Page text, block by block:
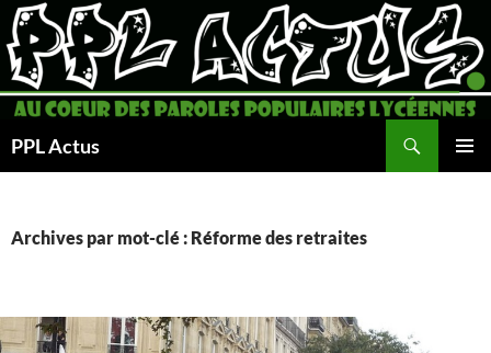
Aller
au
contenu
PPL Actus
Archives par mot-clé : Réforme des retraites